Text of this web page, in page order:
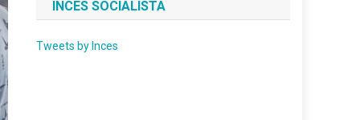
INCES SOCIALISTA
Tweets by Inces